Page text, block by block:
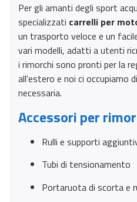
Per gli amanti degli sport
specializzati carrelli per
un trasporto veloce e un
vari modelli, adatti a utenti
i rimorchi sono pronti per la
all'estero e noi ci occupiamo
necessaria.
Accessori per
Rulli e supporti
Tubi di tensionamento
Portaruota di scorta e